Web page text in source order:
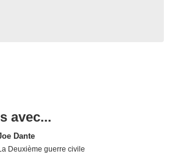
avec...
Dante
Deuxième guerre civile